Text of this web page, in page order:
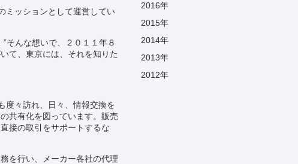
ミッションとして運営してい
そんな想いで、２０１１年８
て、東京には、それを知りた
度々訪れ、日々、情報交換を
共有化を図っています。販売
接の取引をサポートするな
を行い、メーカー各社の代理
2016年
2015年
2014年
2013年
2012年